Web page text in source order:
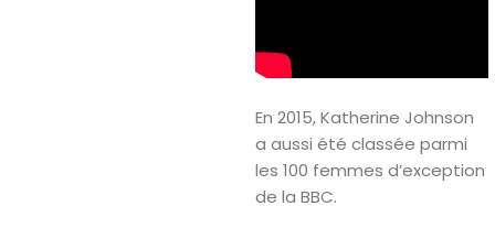
Search
En 2015, Katherine Johnson
a aussi été classée parmi
les 100 femmes d’exception
de la BBC.